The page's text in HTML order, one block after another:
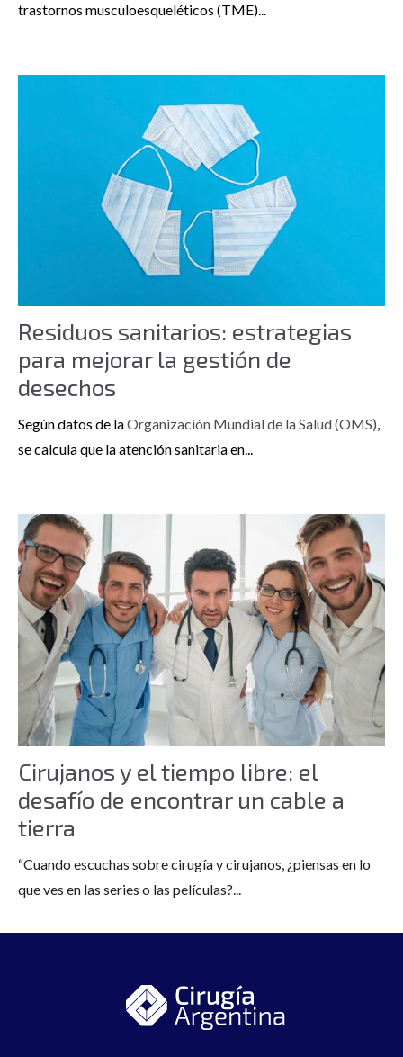
trastornos musculoesqueléticos (TME)...
Residuos sanitarios: estrategias
para mejorar la gestión de
desechos
Según datos de laOrganización Mundial de la Salud (OMS),
se calcula que la atención sanitaria en...
Cirujanos y el tiempo libre: el
desafío de encontrar un cable a
tierra
“Cuando escuchas sobre cirugía y cirujanos, ¿piensas en lo
que ves en las series o las películas?...